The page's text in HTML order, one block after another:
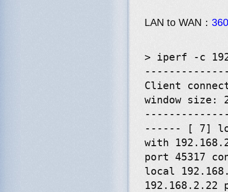
LAN to WAN：
> iperf -c
Client
window size:
------ [ 7]
with
port 45317
local